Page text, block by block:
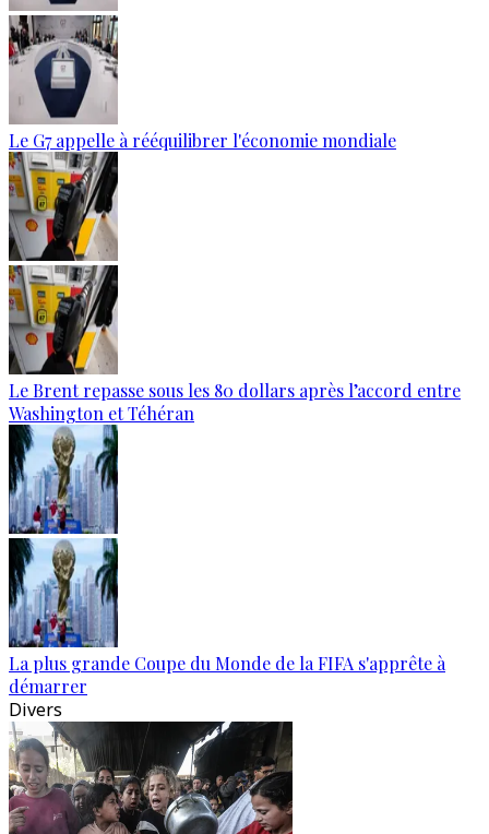
Le G7 appelle à rééquilibrer l'économie mondiale
Le Brent repasse sous les 80 dollars après l’accord entre
Washington et Téhéran
La plus grande Coupe du Monde de la FIFA s'apprête à
démarrer
Divers